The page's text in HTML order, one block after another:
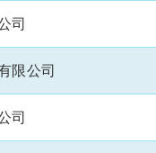
司
限公司
司